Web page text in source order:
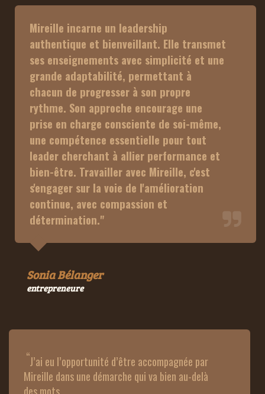
Mireille incarne un leadership
authentique et bienveillant. Elle transmet
ses enseignements avec simplicité et une
grande adaptabilité, permettant à
chacun de progresser à son propre
rythme. Son approche encourage une
prise en charge consciente de soi-même,
une compétence essentielle pour tout
leader cherchant à allier performance et
bien-être. Travailler avec Mireille, c'est
s'engager sur la voie de l'amélioration
continue, avec compassion et
détermination."
Sonia Bélanger
entrepreneure
“J’ai eu l’opportunité d’être accompagnée par
Mireille dans une démarche qui va bien au-delà
des mots.